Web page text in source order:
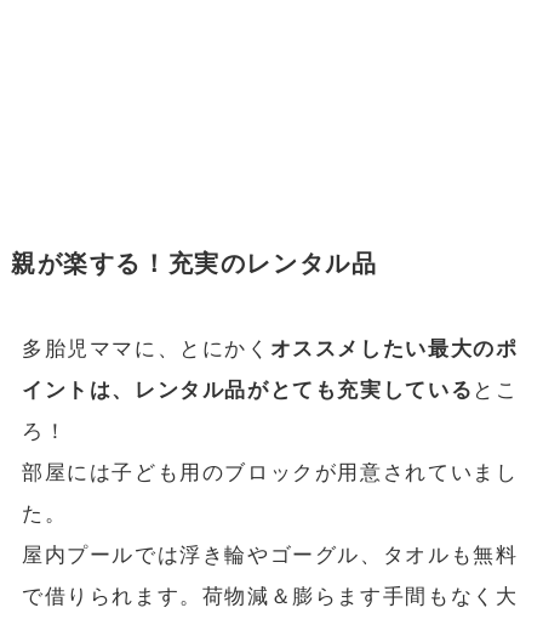
親が楽する！充実のレンタル品
多胎児ママに、とにかく オススメしたい最大のポ
イントは、レンタル品がとても充実している とこ
ろ！
部屋には子ども用のブロックが用意されていまし
た。
屋内プールでは浮き輪やゴーグル、タオルも無料
で借りられます。荷物減＆膨らます手間もなく大